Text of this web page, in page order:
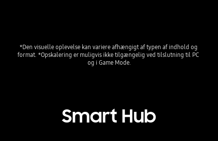
*Den visuelle oplevelse kan variere afhængigt af typen af indhold og
format. *Opskalering er muligvis ikke tilgængelig ved tilslutning til PC
og i Game Mode.
Smart Hub